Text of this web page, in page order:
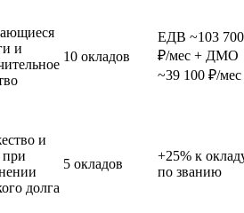
и
10 окладов
ЕДВ ~103 700
₽/мес + ДМО
~39 100 ₽/мес
и
при
долга
5 окладов
+25% к
по званию